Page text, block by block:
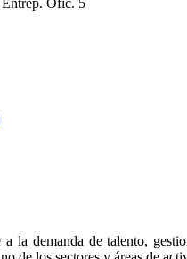
la demanda de talento,